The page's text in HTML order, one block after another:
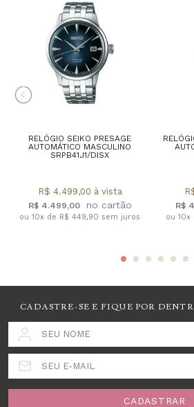
RELÓGIO SEIKO PRESAGE
AUTOMÁTICO MASCULINO
SRPB41J1/DISX
R$ 4.499,00
R$ 4.499,00 à vista
ou 10x de R$ 449,90 sem juros
R$
ou 10x
CADASTRE-SE E FIQUE POR
SEU NOME
SEU E-MAIL
CADASTRAR